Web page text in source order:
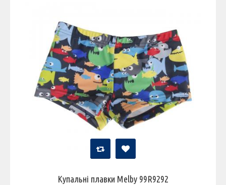
Купальні плавки Melby 99R9292